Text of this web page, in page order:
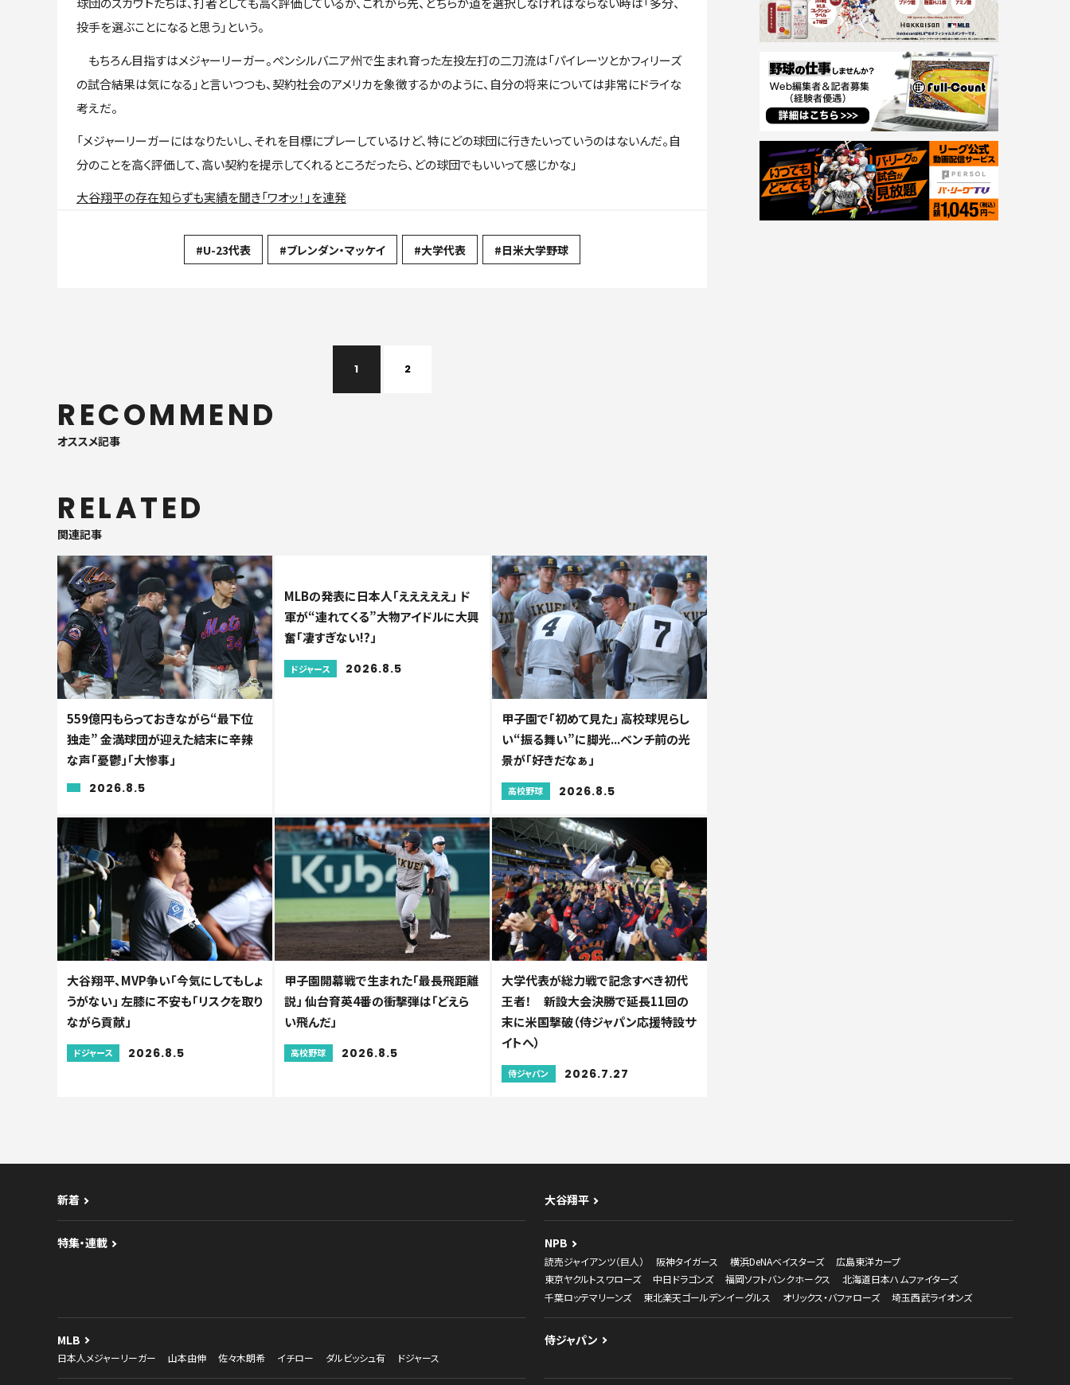
投手を選ぶことになると思う」という。
もちろん目指すはメジャーリーガー。ペンシルバニア州で生まれ育った左投左打の二刀流は「パイレーツとかフィリーズ
の試合結果は気になる」と言いつつも、契約社会のアメリカを象徴するかのように、自分の将来については非常にドライな
考えだ。
「メジャーリーガーにはなりたいし、それを目標にプレーしているけど、特にどの球団に行きたいっていうのはないんだ。自
分のことを高く評価して、高い契約を提示してくれるところだったら、どの球団でもいいって感じかな」
大谷翔平の存在知らずも実績を聞き「ワオッ！」を連発
#U-23代表 #ブレンダン・マッケイ #大学代表 #日米大学野球
1 2
RECOMMEND
オススメ記事
RELATED
関連記事
559億円もらっておきながら“最下位
独走” 金満球団が迎えた結末に辛辣
な声「憂鬱」「大惨事」
2026.8.5
MLBの発表に日本人「えええええ」 ド
軍が“連れてくる”大物アイドルに大興
奮「凄すぎない!?」
ドジャース 2026.8.5
甲子園で「初めて見た」 高校球児らし
い“振る舞い”に脚光...ベンチ前の光
景が「好きだなぁ」
高校野球 2026.8.5
大谷翔平、MVP争い「今気にしてもしょ
うがない」 左膝に不安も「リスクを取り
ながら貢献」
ドジャース 2026.8.5
甲子園開幕戦で生まれた「最長飛距離
説」 仙台育英4番の衝撃弾は「どえら
い飛んだ」
高校野球 2026.8.5
大学代表が総力戦で記念すべき初代
王者！ 新設大会決勝で延長11回の
末に米国撃破（侍ジャパン応援特設サ
イトへ）
侍ジャパン 2026.7.27
新着 大谷翔平
特集・連載 NPB
読売ジャイアンツ（巨人） 阪神タイガース 横浜DeNAベイスターズ
広島東洋カープ
東京ヤクルトスワローズ
中日ドラゴンズ 福岡ソフトバンクホークス
北海道日本ハムファイターズ
千葉ロッテマリーンズ
東北楽天ゴールデンイーグルス オリックス・バファローズ 埼玉西武ライオンズ
MLB
日本人メジャーリーガー 山本由伸 佐々木朗希 イチロー ダルビッシュ有 ドジャース
侍ジャパン